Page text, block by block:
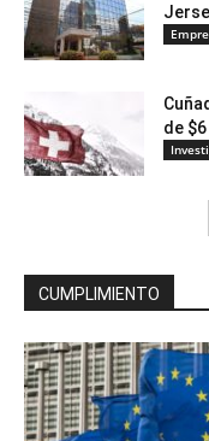
de
CUMPLIMIENTO